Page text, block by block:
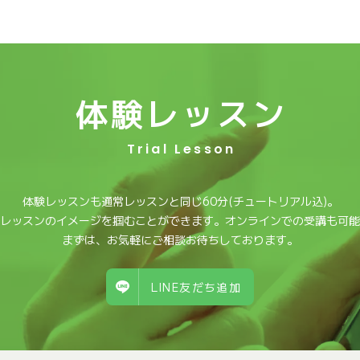
体験レッスン
Trial Lesson
体験レッスンも通常レッスンと同じ60分(チュートリアル込)。
ッスンのイメージを掴むことができます。オンラインでの受講も可
まずは、お気軽にご相談お待ちしております。
LINE友だち追加